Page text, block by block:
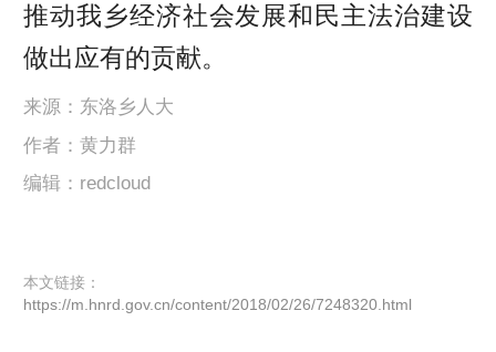
推动我乡经济社会发展和民主法治建设
做出应有的贡献。
来源：东洛乡人大
作者：黄力群
编辑：redcloud
本文链接：
https://m.hnrd.gov.cn/content/2018/02/26/7248320.html